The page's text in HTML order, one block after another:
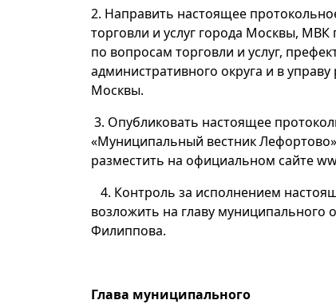
2. Направить настоящее
торговли и услуг города Москвы,
по вопросам торговли и услуг,
административного округа и в
Москвы.
3. Опубликовать настоящее
«Муниципальный вестник
разместить на официальном сайте
4. Контроль за исполнением
возложить на главу муниципального
Филиппова.
Глава муниципального